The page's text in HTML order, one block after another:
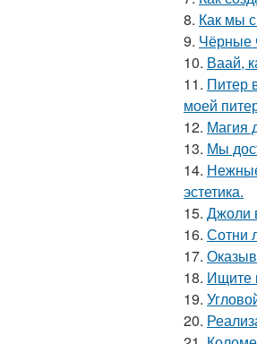
8. Как мы
9. Чёрные
10. Ваай,
11. Питер
моей
12. Магия
13. Мы
14.
эстетика.
15. Джоли
16. Сотни
17.
18. Ищите
19.
20.